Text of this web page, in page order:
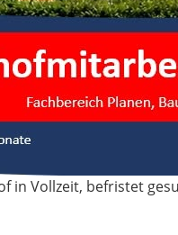
in Vollzeit, befristet